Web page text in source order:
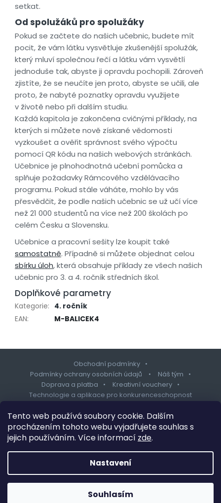
Tento web používá soubory cookie. Dalším
procházením tohoto webu vyjadřujete souhlas s
jejich používáním. Více informací zde.
Nastavení
Souhlasím
setkat.
Od spolužáků pro spolužáky
Pokud se začtete do našich učebnic, budete mít
pocit, že vám látku vysvětluje zkušenější spolužák,
který mluví společnou řečí a látku vám vysvětlí
jednoduše tak, abyste ji opravdu pochopili. Zároveň
zjistíte, že se neučíte jen proto, abyste se učili, ale
proto, že nabyté poznatky opravdu využijete
v životě nebo při dalším studiu.
Každá kapitola je zakončena cvičnými příklady, na
kterých si můžete nově získané vědomosti
vyzkoušet a ověřit správnost svého výpočtu
pomocí QR kódu na našich webových stránkách.
Učebnice je plnohodnotná učební pomůcka a
splňuje požadavky Rámcového vzdělávacího
programu. Pokud stále váháte, mohlo by vás
přesvědčit, že podle našich učebnic se už učí více
než 21 000 studentů na více než 200 školách po
celém Česku a Slovensku.
Učebnice a pracovní sešity lze koupit také
samostatně. Případně si můžete objednat celou
sbírku úloh, která obsahuje příklady ze všech našich
učebnic pro 3. a 4. ročník středních škol.
Doplňkové parametry
Kategorie: 4. ročník
EAN: M-BALICEK4
Obchodní podmínky
Podmínky ochrany osobních údajů
Náš tým
Doprava a platba
Kreativní vouchery
Technologie a aplikace pro konkurenceschopnost
Zápatí
Vytvořil Shoptet
Copyright 2026
. Všechna práva vyhrazena.
Upravit nastavení cookies
Design šablony vytvořilShoptetak.cz